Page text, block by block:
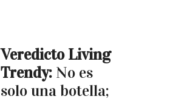
Veredicto Living
Trendy: No es
solo una botella;